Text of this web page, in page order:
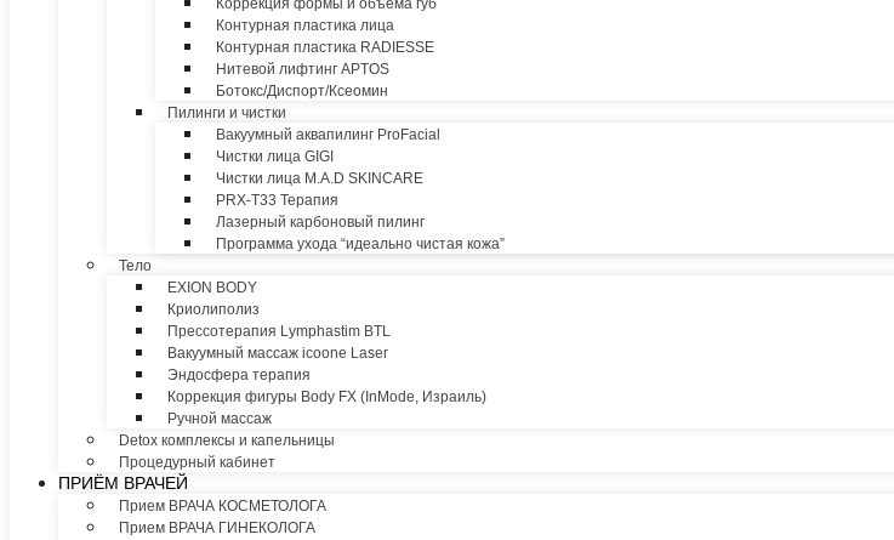
Коррекция формы и объема губ
Контурная пластика лица
Контурная пластика RADIESSE
Нитевой лифтинг APTOS
Ботокс/Диспорт/Ксеомин
Пилинги и чистки
Вакуумный аквапилинг ProFacial
Чистки лица GIGI
Чистки лица M.A.D SKINCARE
PRX-T33 Терапия
Лазерный карбоновый пилинг
Программа ухода “идеально чистая кожа”
Тело
EXION BODY
Криолиполиз
Прессотерапия Lymphastim BTL
Вакуумный массаж icoone Laser
Эндосфера терапия
Коррекция фигуры Body FX (InMode, Израиль)
Ручной массаж
Detox комплексы и капельницы
Процедурный кабинет
ПРИЁМ ВРАЧЕЙ
Прием ВРАЧА КОСМЕТОЛОГА
Прием ВРАЧА ГИНЕКОЛОГА